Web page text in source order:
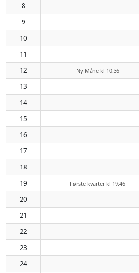
8
9
10
11
12 Ny Måne kl 10:36
13
14
15
16
17
18
19 Første kvarter kl 19:46
20
21
22
23
24